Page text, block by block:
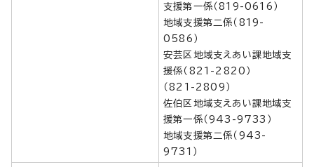
支援第一係（819-0616）
地域支援第二係（819-
0586）
安芸区地域支えあい課地域支
援係（821-2820）
（821-2809）
佐伯区地域支えあい課地域支
援第一係（943-9733）
地域支援第二係（943-
9731）